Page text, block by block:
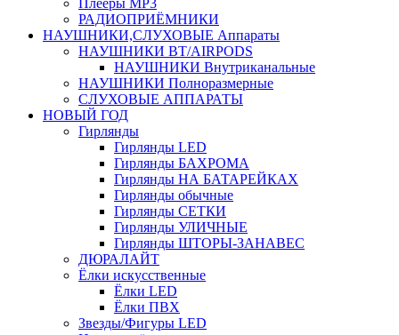
Плееры MP3
РАДИОПРИЁМНИКИ
НАУШНИКИ,СЛУХОВЫЕ Аппараты
НАУШНИКИ BT/AIRPODS
НАУШНИКИ Внутриканальные
НАУШНИКИ Полноразмерные
СЛУХОВЫЕ АППАРАТЫ
НОВЫЙ ГОД
Гирлянды
Гирлянды LED
Гирлянды БАХРОМА
Гирлянды НА БАТАРЕЙКАХ
Гирлянды обычные
Гирлянды СЕТКИ
Гирлянды УЛИЧНЫЕ
Гирлянды ШТОРЫ-ЗАНАВЕС
ДЮРАЛАЙТ
Ёлки искусственные
Ёлки LED
Ёлки ПВХ
Звезды/Фигуры LED